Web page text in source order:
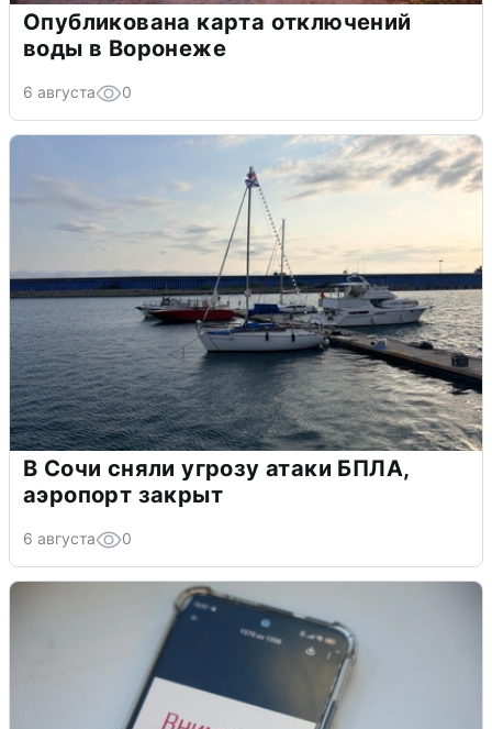
Опубликована карта отключений
воды в Воронеже
6 августа 0
В Сочи сняли угрозу атаки БПЛА,
аэропорт закрыт
6 августа 0